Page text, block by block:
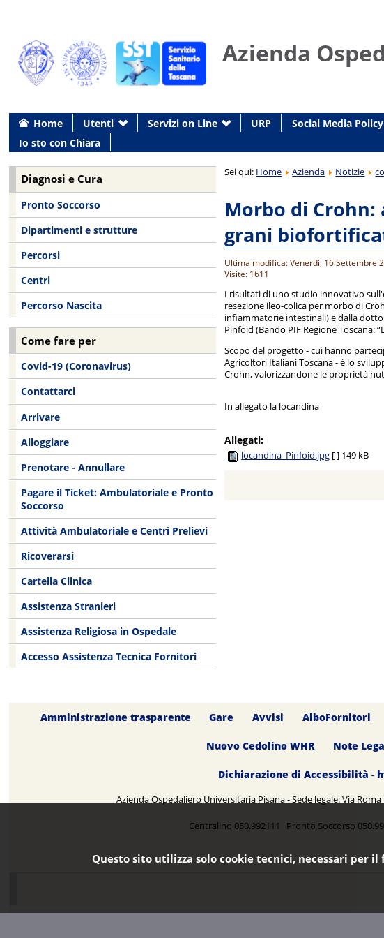
Azienda
Home Utenti Servizi on Line URP Social Media Policy
Io sto con Chiara
Sei qui: Home Azienda Notizie
Morbo di
grani
Ultima modifica: Venerdì, 16 Settembre
Visite: 1611
I risultati di uno studio innovativo
resezione ileo-colica per morbo di
infiammatorie intestinali) e dalla
Pinfoid (Bando PIF Regione Toscana:
Scopo del progetto - cui hanno
Agricoltori Italiani Toscana - è lo
Crohn, valorizzandone le proprietà
In allegato la locandina
Allegati:
locandina_Pinfoid.jpg [ ] 149 kB
Diagnosi e Cura
Pronto Soccorso
Dipartimenti e strutture
Percorsi
Centri
Percorso Nascita
Come fare per
Covid-19 (Coronavirus)
Contattarci
Arrivare
Alloggiare
Prenotare - Annullare
Pagare il Ticket: Ambulatoriale e Pronto
Soccorso
Attività Ambulatoriale e Centri Prelievi
Ricoverarsi
Cartella Clinica
Assistenza Stranieri
Assistenza Religiosa in Ospedale
Accesso Assistenza Tecnica Fornitori
Amministrazione trasparente Gare Avvisi AlboFornitori
Nuovo Cedolino WHR Note
Dichiarazione di Accessibilità -
Azienda Ospedaliero Universitaria Pisana - Sede legale: Via
Centralino 050.992111 Pronto Soccorso
Questo sito utilizza solo cookie tecnici, necessari per